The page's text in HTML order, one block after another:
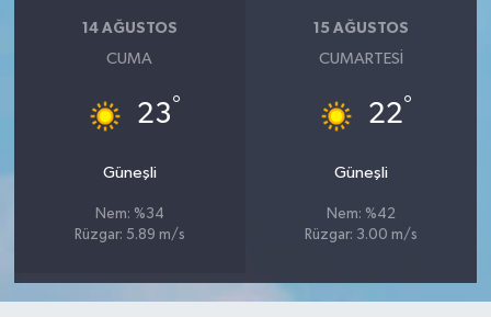
14 AĞUSTOS
CUMA
23°
Güneşli
Nem: %34
Rüzgar: 5.89 m/s
15 AĞUSTOS
CUMARTESI
22°
Güneşli
Nem: %42
Rüzgar: 3.00 m/s